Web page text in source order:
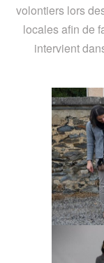
volontiers lors
locales afin de
intervient